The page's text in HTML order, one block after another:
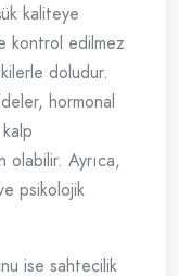
kaliteye
kontrol edilmez
doludur.
hormonal
Ayrıca,
psikolojik
ise sahtecilik